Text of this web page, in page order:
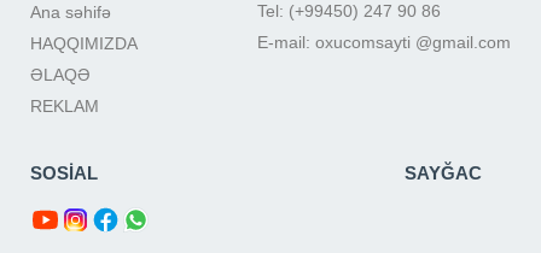
Ana səhifə
HAQQIMIZDA
ƏLAQƏ
REKLAM
Tel: (+99450) 247 90 86
E-mail: oxucomsayti @gmail.com
SOSİAL SAYĞAC